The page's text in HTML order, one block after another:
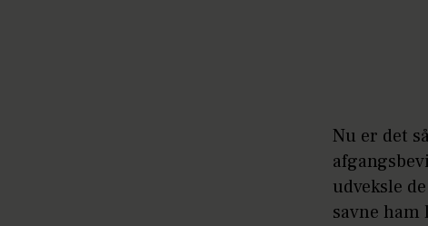
Nu er det
udveksle
savne ham